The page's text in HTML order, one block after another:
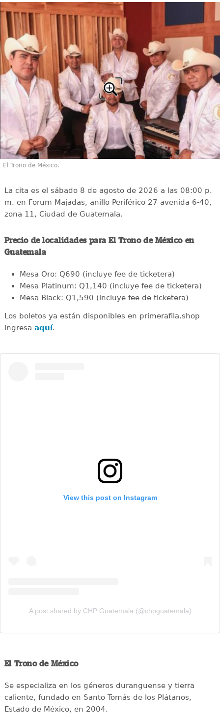
El Trono de México.
La cita es el sábado 8 de agosto de 2026 a las 08:00 p.
m. en Forum Majadas, anillo Periférico 27 avenida 6-40,
zona 11, Ciudad de Guatemala.
Precio de localidades para El Trono de México en
Guatemala
Mesa Oro: Q690 (incluye fee de ticketera)
Mesa Platinum: Q1,140 (incluye fee de ticketera)
Mesa Black: Q1,590 (incluye fee de ticketera)
Los boletos ya están disponibles en primerafila.shop
ingresa aquí.
View this post on Instagram
A post shared by CHP Guatemala (@chpguatemala)
El Trono de México
Se especializa en los géneros duranguense y tierra
caliente, fundado en Santo Tomás de los Plátanos,
Estado de México, en 2004.